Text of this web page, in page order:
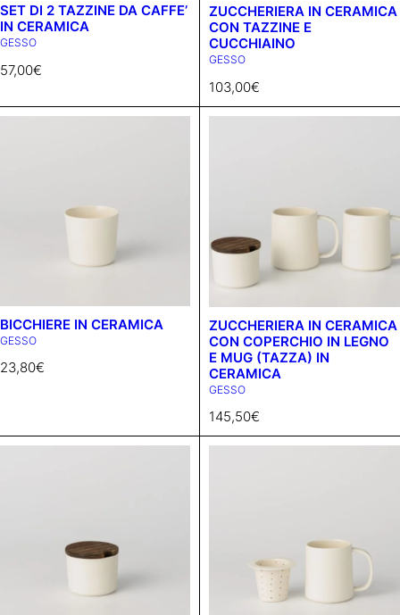
SET DI 2 TAZZINE DA CAFFE’
IN CERAMICA
GESSO
57,00€
ZUCCHERIERA IN CERAMICA
CON TAZZINE E
CUCCHIAINO
GESSO
103,00€
BICCHIERE IN CERAMICA
GESSO
23,80€
ZUCCHERIERA IN CERAMICA
CON COPERCHIO IN LEGNO
E MUG (TAZZA) IN
CERAMICA
GESSO
145,50€